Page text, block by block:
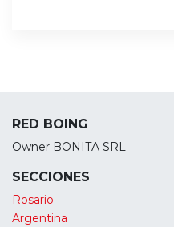
RED BOING
Owner BONITA SRL
SECCIONES
Rosario
Argentina